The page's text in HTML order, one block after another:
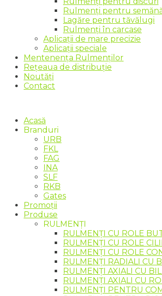
Rulmenți pentru
Lagăre pentru tăvălugi
Rulmenți în carcase
Aplicații de mare precizie
Aplicații speciale
Mentenența Rulmenților
Rețeaua de distribuție
Noutăți
Contact
Acasă
Branduri
URB
FKL
FAG
INA
SLF
RKB
Gates
Promoții
Produse
RULMENȚI
RULMENȚI CU ROLE
RULMENȚI CU ROLE
RULMENȚI CU ROLE
RULMENȚI RADIALI CU
RULMENȚI AXIALI CU
RULMENȚI AXIALI CU
RULMENȚI PENTRU